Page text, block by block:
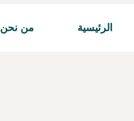
الرئيسية من نحن